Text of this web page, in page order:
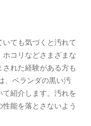
ても気づくと汚れて
コリなどさまざまな
れた経験がある方も
、ベランダの黒い汚
紹介します。汚れを
能を落とさないよう